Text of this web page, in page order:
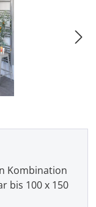
Kombination
bis 100 x 150